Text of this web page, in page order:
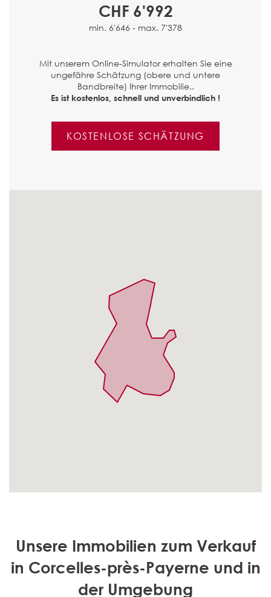
CHF 6'992
min. 6'646 - max. 7'378
Mit unserem Online-Simulator erhalten Sie eine
ungefähre Schätzung (obere und untere
Bandbreite) Ihrer Immobilie..
Es ist kostenlos, schnell und unverbindlich !
KOSTENLOSE SCHÄTZUNG
Unsere Immobilien zum Verkauf
in Corcelles-près-Payerne und in
der Umgebung